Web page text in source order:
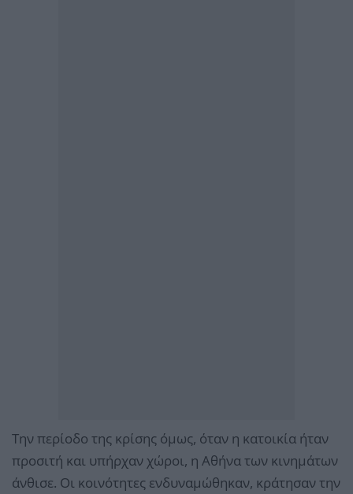
Την περίοδο της κρίσης όμως, όταν η κατοικία ήταν
προσιτή και υπήρχαν χώροι, η Αθήνα των κινημάτων
άνθισε. Οι κοινότητες ενδυναμώθηκαν, κράτησαν την